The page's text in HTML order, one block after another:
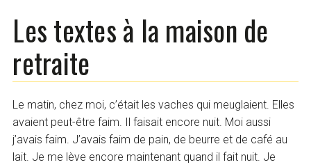
Les textes à la maison de
retraite
Le matin, chez moi, c’était les vaches qui meuglaient. Elles
avaient peut-être faim. Il faisait encore nuit. Moi aussi
j’avais faim. J’avais faim de pain, de beurre et de café au
lait. Je me lève encore maintenant quand il fait nuit. Je